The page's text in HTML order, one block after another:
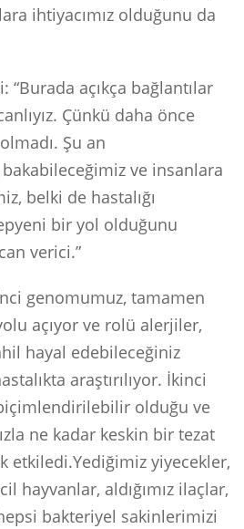
ihtiyacımız olduğunu da
açıkça bağlantılar
Çünkü daha önce
Şu an
ve insanlara
belki de hastalığı
bir yol olduğunu
verici.”
genomumuz, tamamen
açıyor ve rolü alerjiler,
hayal edebileceğiniz
araştırılıyor. İkinci
olduğu ve
ne kadar keskin bir tezat
etkiledi.Yediğimiz yiyecekler,
hayvanlar, aldığımız ilaçlar,
bakteriyel sakinlerimizi